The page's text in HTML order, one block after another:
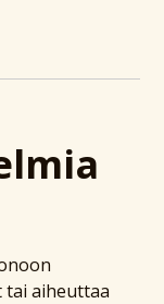
tai aiheuttaa